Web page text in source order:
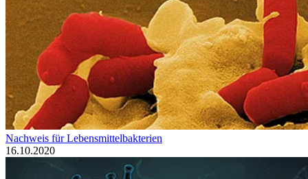
Nachweis für Lebensmittelbakterien
16.10.2020